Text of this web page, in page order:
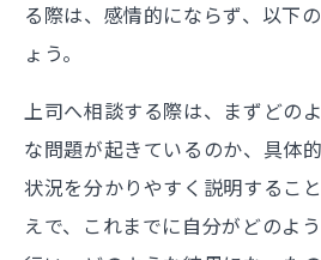
る際は、感情的にならず、以下
ょう。
上司へ相談する際は、まずどの
な問題が起きているのか、具体
状況を分かりやすく説明するこ
えで、これまでに自分がどのよ